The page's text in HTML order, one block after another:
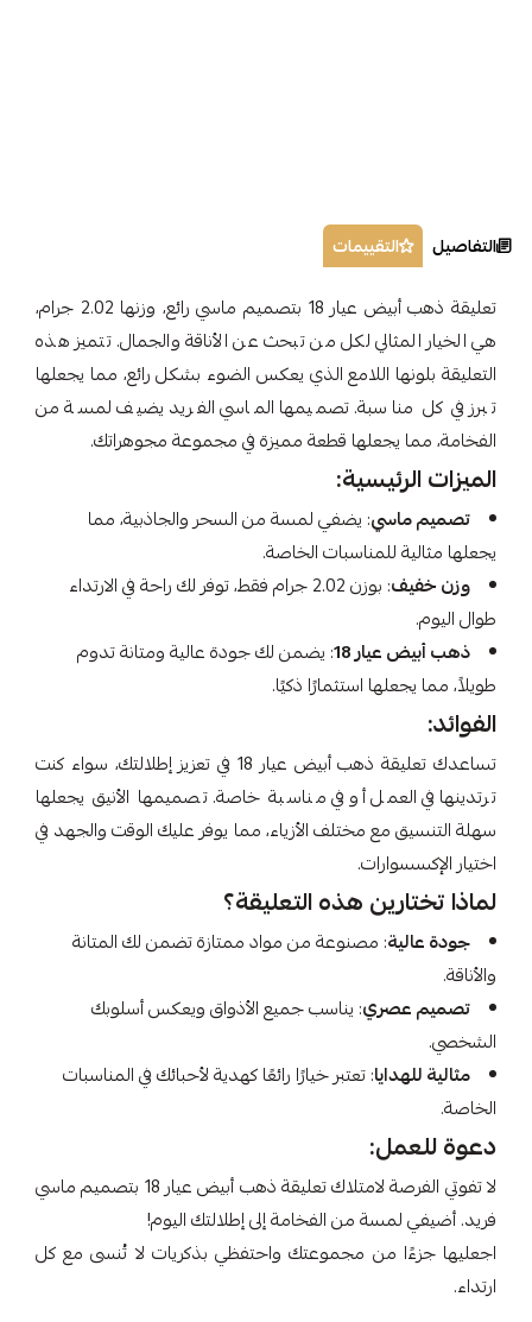
التفاصيل التقييمات
تعليقة ذهب أبيض عيار 18 بتصميم ماسي رائع، وزنها 2.02 جرام،
هي الخيار المثالي لكل من تبحث عن الأناقة والجمال. تتميز هذه
التعليقة بلونها اللامع الذي يعكس الضوء بشكل رائع، مما يجعلها
تبرز في كل مناسبة. تصميمها الماسي الفريد يضيف لمسة من
الفخامة، مما يجعلها قطعة مميزة في مجموعة مجوهراتك.
الميزات الرئيسية:
تصميم ماسي: يضفي لمسة من السحر والجاذبية، مما
يجعلها مثالية للمناسبات الخاصة.
وزن خفيف
: بوزن 2.02 جرام فقط، توفر لك راحة في الارتداء
طوال اليوم.
ذهب أبيض عيار 18
: يضمن لك جودة عالية ومتانة تدوم
طويلاً، مما يجعلها استثمارًا ذكيًا.
الفوائد:
تساعدك تعليقة ذهب أبيض عيار 18 في تعزيز إطلالتك، سواء كنت
ترتدينها في العمل أو في مناسبة خاصة. تصميمها الأنيق يجعلها
سهلة التنسيق مع مختلف الأزياء، مما يوفر عليك الوقت والجهد في
اختيار الإكسسوارات.
لماذا تختارين هذه التعليقة؟
جودة عالية: مصنوعة من مواد ممتازة تضمن لك المتانة
والأناقة.
تصميم عصري: يناسب جميع الأذواق ويعكس أسلوبك
الشخصي.
مثالية للهدايا: تعتبر خيارًا رائعًا كهدية لأحبائك في المناسبات
الخاصة.
دعوة للعمل:
لا تفوتي الفرصة لامتلاك تعليقة ذهب أبيض عيار 18 بتصميم ماسي
فريد. أضيفي لمسة من الفخامة إلى إطلالتك اليوم!
اجعليها جزءًا من مجموعتك واحتفظي بذكريات لا تُنسى مع كل
ارتداء.